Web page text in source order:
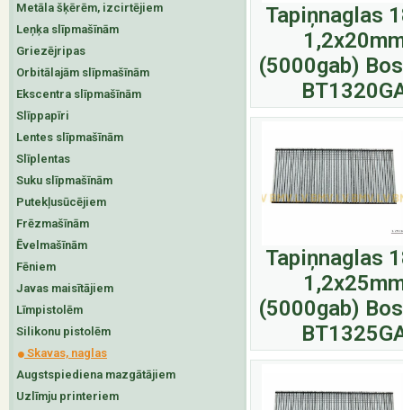
Metāla šķērēm, izcirtējiem
Leņķa slīpmašīnām
Griezējripas
Orbitālajām slīpmašīnām
Ekscentra slīpmašīnām
Slīppapīri
Lentes slīpmašīnām
Slīplentas
Suku slīpmašīnām
Putekļusūcējiem
Frēzmašīnām
Ēvelmašīnām
Fēniem
Javas maisītājiem
Līmpistolēm
Silikonu pistolēm
Skavas, naglas
Augstspiediena mazgātājiem
Uzlīmju printeriem
Tapiņnaglas
(5000gab)
Tapiņnaglas
(5000gab)